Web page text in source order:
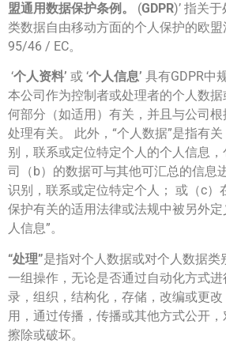
盟通用数据保护条例。 (GDPR)’ 指关
类数据自由移动方面的个人保护的欧
95/46 / EC。
‘个人资料’ 或 ‘个人信息’ 具有GDPR中
本公司作为控制者或处理者的个人数
何部分（如适用）有关，并且与公司
处理有关。 此外，“个人数据”是指有
别，联系或定位特定个人的个人信息
司（b）的数据可与其他可汇总的信息
识别，联系或定位特定个人； 或（c）
保护有关的适用法律或法规中被另外定
人信息”。
“处理”是指对个人数据或对个人数据类
一组操作，无论是否通过自动化方式
录，组织，结构化，存储，改编或更
用，通过传播，传播或其他方式公开，
擦除或破坏。